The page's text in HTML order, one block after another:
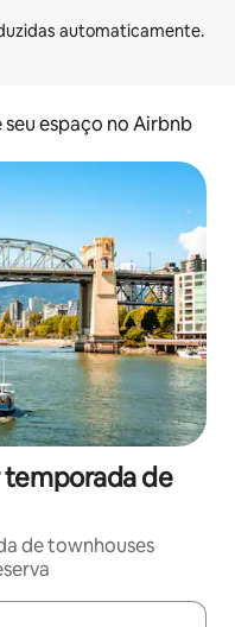
seu espaço no Airbnb
temporada de
de townhouses